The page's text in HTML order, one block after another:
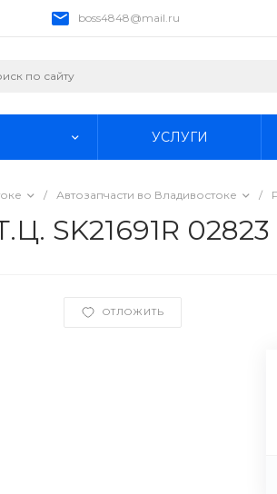
boss4848@mail.ru
УСЛУГИ
/ Автозапчасти во Владивостоке /
SK21691R 02823
ОТЛОЖИТЬ